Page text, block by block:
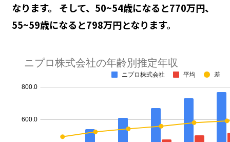
なります。 そして、50~54歳になると770万円、
55~59歳になると798万円となります。